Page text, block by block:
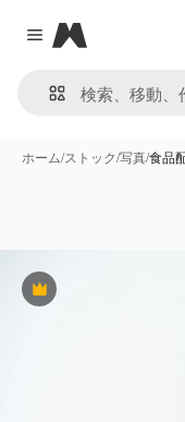
Close menu
Magnific
ホーム/ストック/写真/食品
Premium